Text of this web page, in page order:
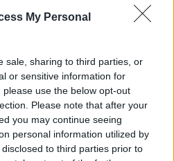
My Personal
sale, sharing to third parties, or
or sensitive information for
use the below opt-out
Please note that after your
you may continue seeing
personal information utilized by
to third parties prior to
toru Poznań to polska
łatwym kasowaniem punktów
3 czerwca wchodzi "czarna
samochodem do Niemiec? Nie